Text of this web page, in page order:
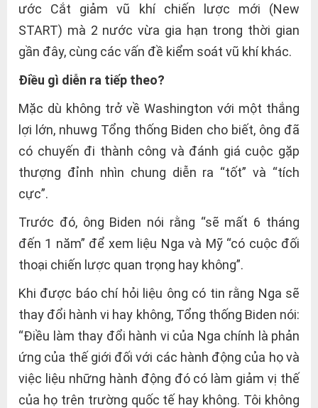
ước Cắt giảm vũ khí chiến lược mới (New
START) mà 2 nước vừa gia hạn trong thời gian
gần đây, cùng các vấn đề kiểm soát vũ khí khác.
Điều gì diễn ra tiếp theo?
Mặc dù không trở về Washington với một thắng
lợi lớn, nhuwg Tổng thống Biden cho biết, ông đã
có chuyến đi thành công và đánh giá cuộc gặp
thượng đỉnh nhìn chung diễn ra “tốt” và “tích
cực”.
Trước đó, ông Biden nói rằng “sẽ mất 6 tháng
đến 1 năm” để xem liệu Nga và Mỹ “có cuộc đối
thoại chiến lược quan trọng hay không”.
Khi được báo chí hỏi liệu ông có tin rằng Nga sẽ
thay đổi hành vi hay không, Tổng thống Biden nói:
“Điều làm thay đổi hành vi của Nga chính là phản
ứng của thế giới đối với các hành động của họ và
việc liệu những hành động đó có làm giảm vị thế
của họ trên trường quốc tế hay không. Tôi không